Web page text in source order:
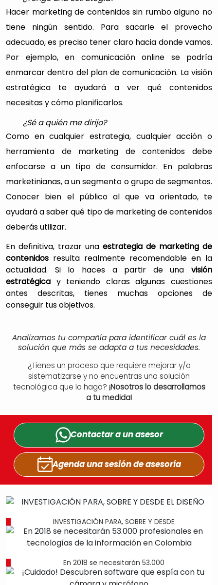
Hacer marketing de contenidos sin rumbo alguno no
tiene ningún sentido. Para sacarle el provecho
adecuado, es preciso tener claro hacia donde vamos.
Por ejemplo, en comunicación online se podría
enmarcar dentro del plan de comunicación. La visión
estratégica te ayudará a ver qué contenidos
necesitas y cómo planificarlos.
¿Sé a quién me dirijo?
Como en cualquier estrategia, cualquier acción o
herramienta de marketing de contenidos debe
enfocarse a un tipo de consumidor. En palabras
marketinianas, a un segmento o grupo de segmentos.
Conocer bien el público al que va orientado, te
ayudará a saber qué tipo de marketing de contenidos
deberás utilizar.
En definitiva, trazar una estrategia de marketing de
contenidos resulta realmente recomendable en la
actualidad. Si lo haces a partir de una visión
estratégica y teniendo claras algunas cuestiones
antes descritas, tienes muchas opciones de
conseguir tus objetivos.
Analizamos tu compañía para identificar cuál es la
solución que más se adapta a tus necesidades.
¿Tienes un proceso que requiere mejorar y/o
sistematizarse y no encuentras una solución
tecnológica que lo haga? ¡Nosotros lo desarrollamos
a tu medida!
Contactar a unasesor
Agenda una sesiónde asesoría
INVESTIGACIÓN PARA, SOBRE Y DESDE
En 2018 se necesitarán 53.000